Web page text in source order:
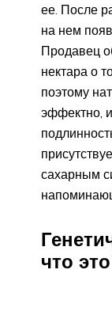
ее. После
на нем
Продавец
нектара о
поэтому
эффектно,
сахарным
что